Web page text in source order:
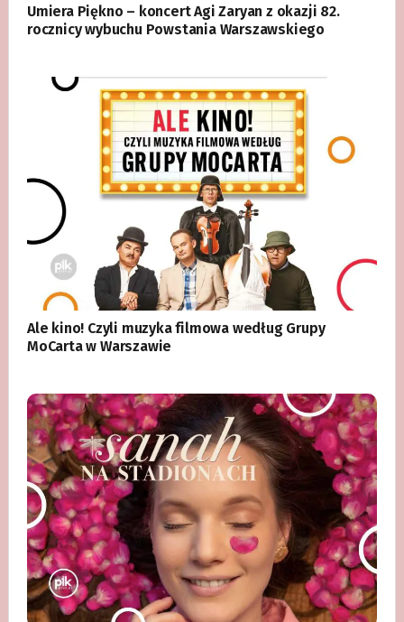
Umiera Piękno – koncert Agi Zaryan z okazji 82.
rocznicy wybuchu Powstania Warszawskiego
Ale kino! Czyli muzyka filmowa według Grupy
MoCarta w Warszawie